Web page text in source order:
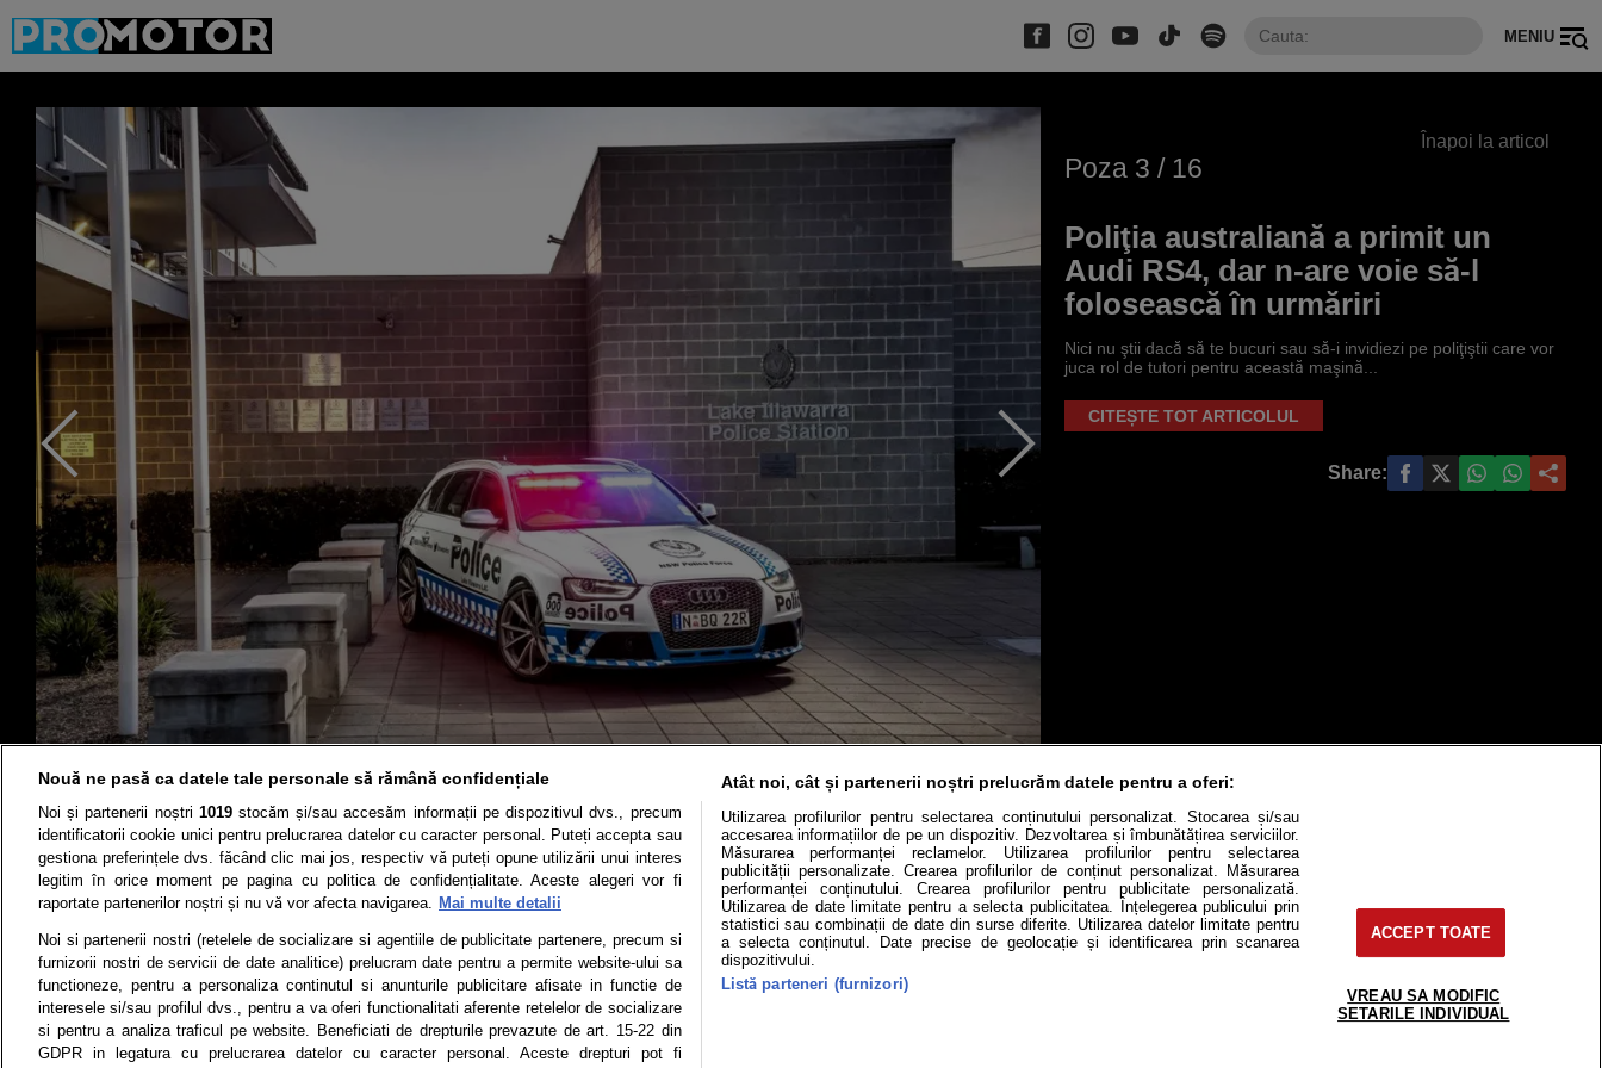
MENIU
Înapoi la articol
Poza 3 / 16
Poliţia australiană a primit un
Audi RS4, dar n-are voie să-l
folosească în urmăriri
Nici nu ştii dacă să te bucuri sau să-i invidiezi pe poliţiştii care vor
juca rol de tutori pentru această maşină...
CITEȘTE TOT ARTICOLUL
Share:
Știri Test drive Mașini electrice Utile Video Podcast cu Prioritate Cât costă?
Politica de cookies Echipa editorială Contact Modifică Setările
Toate drepturile rezervate | Citarea se poate face în limita a 250 de semne. Nicio instituţie sau persoană (site-uri, instituţii mass-media, firme de
monitorizare) nu poate reproduce integral scrierile publicistice purtătoare de Drepturi de Autor fără acordul nostru.
Nouă ne pasă ca datele tale personale să rămână confidențiale
Noi și partenerii noștri 1019stocăm și/sau accesăm informații pe dispozitivul dvs., precum
identificatorii cookie unici pentru prelucrarea datelor cu caracter personal. Puteți accepta sau
gestiona preferințele dvs. făcând clic mai jos, respectiv vă puteți opune utilizării unui interes
legitim în orice moment pe pagina cu politica de confidențialitate. Aceste alegeri vor fi
raportate partenerilor noștri și nu vă vor afecta navigarea. Mai multe detalii
Noi si partenerii nostri (retelele de socializare si agentiile de publicitate partenere, precum si
furnizorii nostri de servicii de date analitice) prelucram date pentru a permite website-ului sa
functioneze, pentru a personaliza continutul si anunturile publicitare afisate in functie de
interesele si/sau profilul dvs., pentru a va oferi functionalitati aferente retelelor de socializare
si pentru a analiza traficul pe website. Beneficiati de drepturile prevazute de art. 15-22 din
GDPR in legatura cu prelucrarea datelor cu caracter personal. Aceste drepturi pot fi
Atât noi, cât și partenerii noștri prelucrăm datele pentru a oferi:
Utilizarea profilurilor pentru selectarea conținutului personalizat. Stocarea și/sau
accesarea informațiilor de pe un dispozitiv. Dezvoltarea și îmbunătățirea serviciilor.
Măsurarea performanței reclamelor. Utilizarea profilurilor pentru selectarea
publicității personalizate. Crearea profilurilor de conținut personalizat. Măsurarea
performanței conținutului. Crearea profilurilor pentru publicitate personalizată.
Utilizarea de date limitate pentru a selecta publicitatea. Înțelegerea publicului prin
statistici sau combinații de date din surse diferite. Utilizarea datelor limitate pentru
a selecta conținutul. Date precise de geolocație și identificarea prin scanarea
dispozitivului.
Listă parteneri (furnizori)
ACCEPT TOATE
VREAU SA MODIFIC
SETARILE INDIVIDUAL